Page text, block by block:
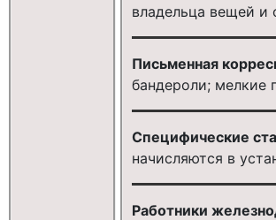
владельца вещей и
Письменная
бандероли; мелкие
Специфические
начисляются в
Работники